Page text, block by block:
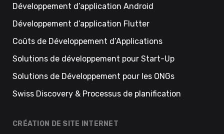
Développement d’application Android
Développement d’application Flutter
Coûts de Développement d’Applications
Solutions de développement pour Start-Up
Solutions de Développement pour les ONGs
Swiss Discovery & Processus de planification
CRÉATION DE SITE INTERNET